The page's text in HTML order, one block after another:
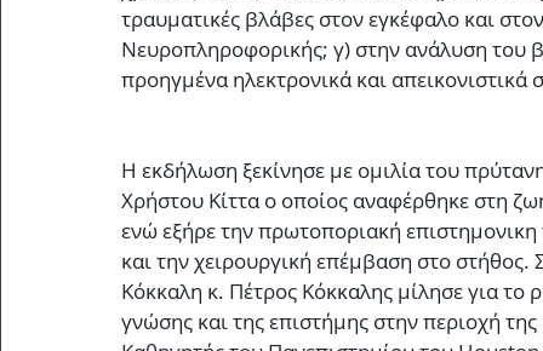
τραυματικές βλάβες στον εγκέφαλο και
Νευροπληροφορικής; γ) στην ανάλυση του
προηγμένα ηλεκτρονικά και
Η εκδήλωση ξεκίνησε με ομιλία του
Χρήστου Κίττα ο οποίος αναφέρθηκε στη
ενώ εξήρε την πρωτοποριακή
και την χειρουργική επέμβαση στο
Κόκκαλη κ. Πέτρος Κόκκαλης μίλησε για το
γνώσης και της επιστήμης στην περιοχή